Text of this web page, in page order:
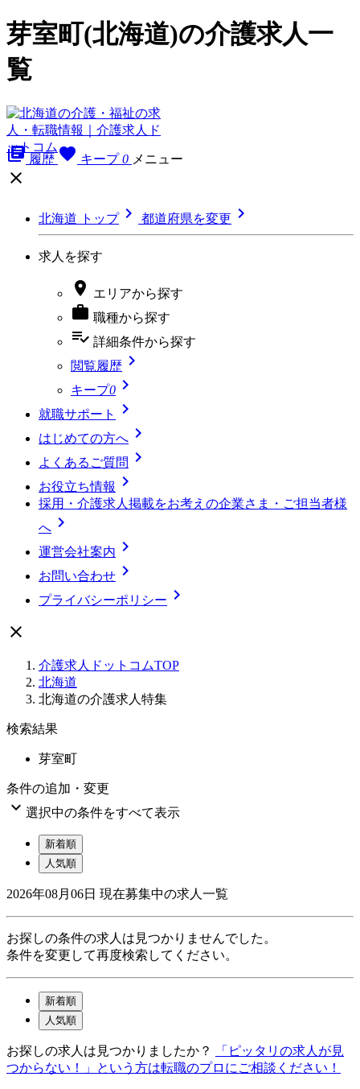
芽室町(北海道)の介護求人一
覧
library_books 履歴 favorite キープ 0 メニュー

北海道 トップ 都道府県を変更 
求人を探す
 エリアから探す
 職種から探す
playlist_add_check 詳細条件から探す
閲覧履歴 
キープ0 
就職サポート 
はじめての方へ 
よくあるご質問 
お役立ち情報 
採用・介護求人掲載をお考えの企業さま・ご担当者様
へ 
運営会社案内 
お問い合わせ 
プライバシーポリシー 

介護求人ドットコムTOP
北海道
北海道の介護求人特集
検索結果
芽室町
条件の追加・変更
 選択中の条件をすべて表示
新着順
人気順
2026年08月06日 現在募集中の求人一覧
お探しの条件の求人は見つかりませんでした。
条件を変更して再度検索してください。
新着順
人気順
お探しの求人は見つかりましたか？
「ピッタリの求人が見
つからない！」という方は転職のプロにご相談ください！